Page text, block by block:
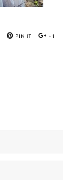
PIN IT +1